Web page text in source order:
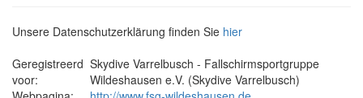
Unsere Datenschutzerklärung finden Sie hier
Geregistreerd
voor:
Skydive Varrelbusch - Fallschirmsportgruppe
Wildeshausen e.V. (Skydive Varrelbusch)